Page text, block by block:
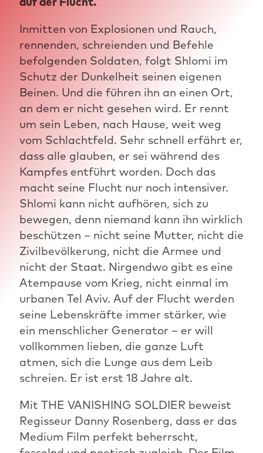
Inmitten von Explosionen und Rauch,
rennenden, schreienden und Befehle
befolgenden Soldaten, folgt Shlomi im
Schutz der Dunkelheit seinen eigenen
Beinen. Und die führen ihn an einen Ort,
an dem er nicht gesehen wird. Er rennt
um sein Leben, nach Hause, weit weg
vom Schlachtfeld. Sehr schnell erfährt er,
dass alle glauben, er sei während des
Kampfes entführt worden. Doch das
macht seine Flucht nur noch intensiver.
Shlomi kann nicht aufhören, sich zu
bewegen, denn niemand kann ihn wirklich
beschützen – nicht seine Mutter, nicht die
Zivilbevölkerung, nicht die Armee und
nicht der Staat. Nirgendwo gibt es eine
Atempause vom Krieg, nicht einmal im
urbanen Tel Aviv. Auf der Flucht werden
seine Lebenskräfte immer stärker, wie
ein menschlicher Generator – er will
vollkommen lieben, die ganze Luft
atmen, sich die Lunge aus dem Leib
schreien. Er ist erst 18 Jahre alt.
Mit THE VANISHING SOLDIER beweist
Regisseur Danny Rosenberg, dass er das
Medium Film perfekt beherrscht,